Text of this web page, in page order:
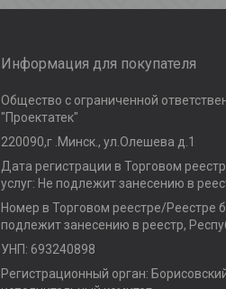
Информация для покупателя
Общество с ограниченной
"Проектатек"
220090,г .Минск., ул.Олешева д.1
Дата регистрации в Торговом
услуг: Не подлежит занесению в
Номер в Торговом реестре/Реестре
подлежит занесению в реестр,
УНП: 693240898
Регистрационный орган: